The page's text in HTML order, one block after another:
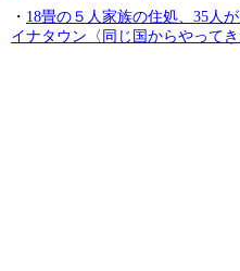
・ 18畳の５人家族の住処、35人
イナタウン〈同じ国からやってき